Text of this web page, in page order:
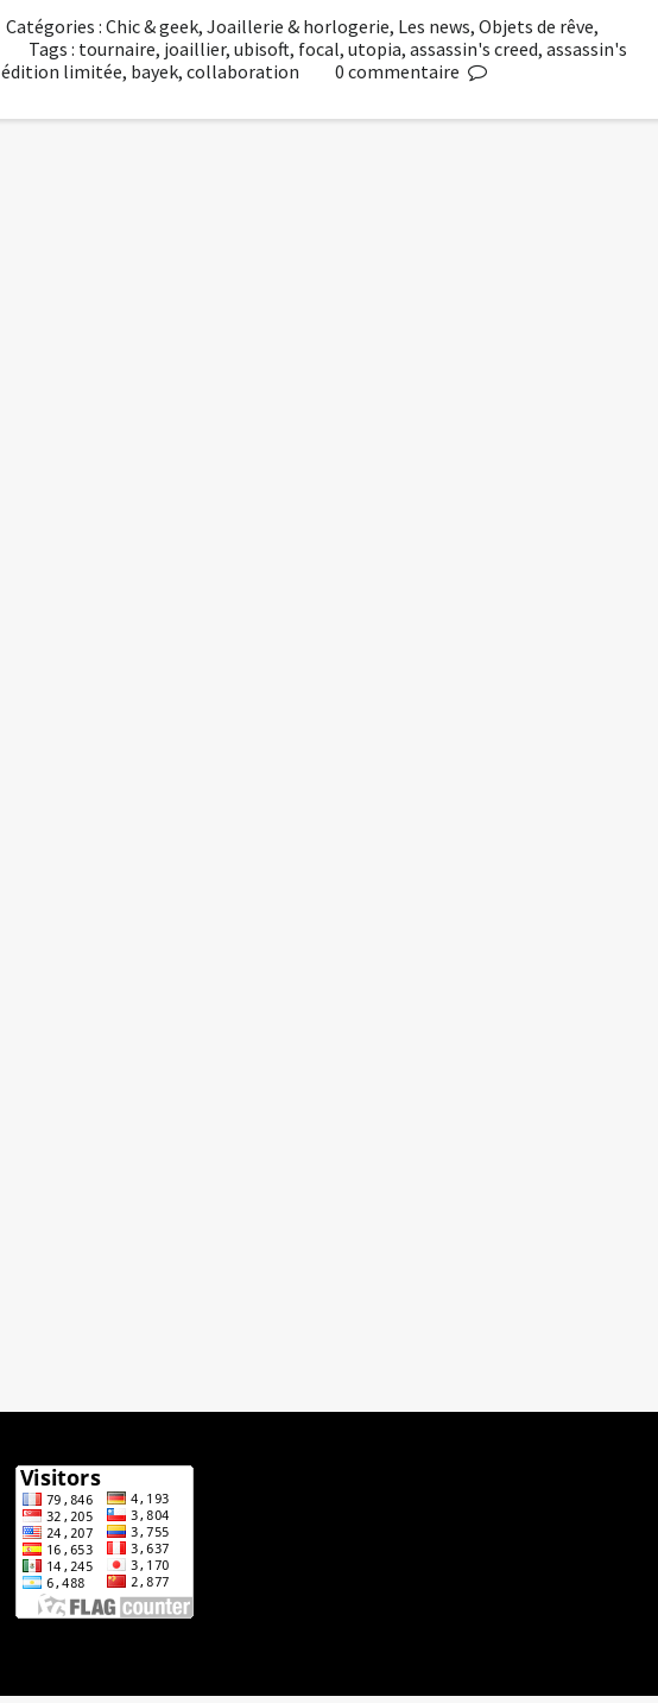
Catégories :Chic & geek,Joaillerie & horlogerie, Les news,Objets de rêve,
Tags : tournaire, joaillier, ubisoft, focal, utopia, assassin's creed, assassin's
édition limitée, bayek, collaboration 0 commentaire